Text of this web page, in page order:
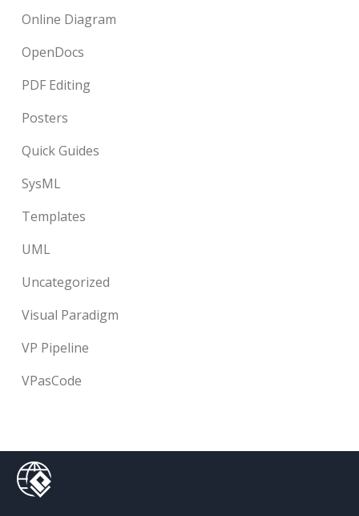
Online Diagram
OpenDocs
PDF Editing
Posters
Quick Guides
SysML
Templates
UML
Uncategorized
Visual Paradigm
VP Pipeline
VPasCode